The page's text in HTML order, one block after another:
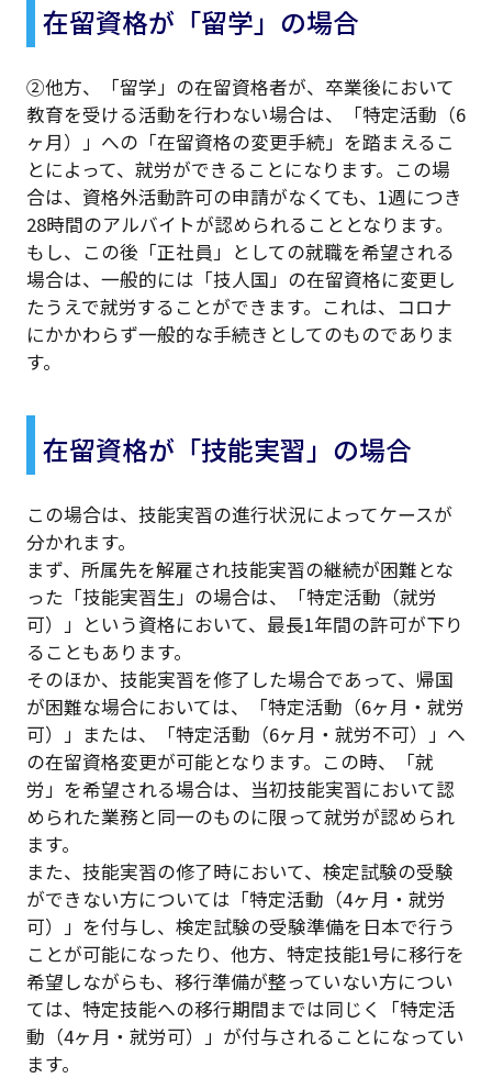
在留資格が「留学」の場合
②他方、「留学」の在留資格者が、卒業後において
教育を受ける活動を行わない場合は、「特定活動（6
ヶ月）」への「在留資格の変更手続」を踏まえるこ
とによって、就労ができることになります。この場
合は、資格外活動許可の申請がなくても、1週につき
28時間のアルバイトが認められることとなります。
もし、この後「正社員」としての就職を希望される
場合は、一般的には「技人国」の在留資格に変更し
たうえで就労することができます。これは、コロナ
にかかわらず一般的な手続きとしてのものでありま
す。
在留資格が「技能実習」の場合
この場合は、技能実習の進行状況によってケースが
分かれます。
まず、所属先を解雇され技能実習の継続が困難とな
った「技能実習生」の場合は、「特定活動（就労
可）」という資格において、最長1年間の許可が下り
ることもあります。
そのほか、技能実習を修了した場合であって、帰国
が困難な場合においては、「特定活動（6ヶ月・就労
可）」または、「特定活動（6ヶ月・就労不可）」へ
の在留資格変更が可能となります。この時、「就
労」を希望される場合は、当初技能実習において認
められた業務と同一のものに限って就労が認められ
ます。
また、技能実習の修了時において、検定試験の受験
ができない方については「特定活動（4ヶ月・就労
可）」を付与し、検定試験の受験準備を日本で行う
ことが可能になったり、他方、特定技能1号に移行を
希望しながらも、移行準備が整っていない方につい
ては、特定技能への移行期間までは同じく「特定活
動（4ヶ月・就労可）」が付与されることになってい
ます。